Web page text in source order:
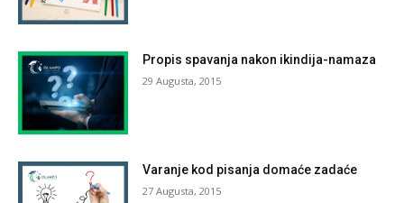
Propis spavanja nakon ikindija-namaza
29 Augusta, 2015
Varanje kod pisanja domaće zadaće
27 Augusta, 2015